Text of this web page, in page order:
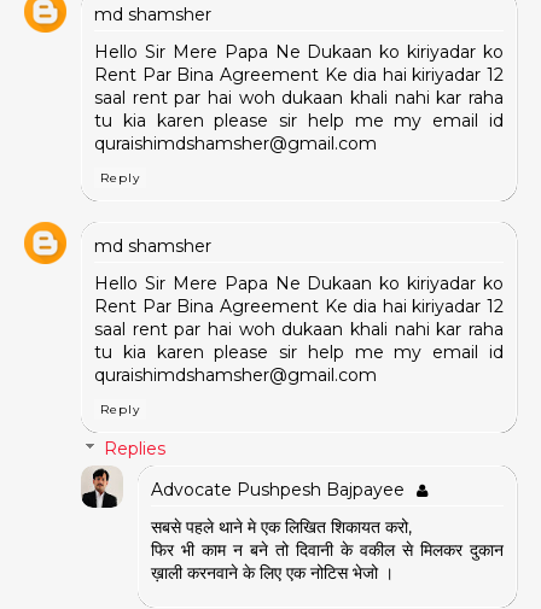
md shamsher
Hello Sir Mere Papa Ne Dukaan ko kiriyadar ko
Rent Par Bina Agreement Ke dia hai kiriyadar 12
saal rent par hai woh dukaan khali nahi kar raha
tu kia karen please sir help me my email id
quraishimdshamsher@gmail.com
Reply
md shamsher
Hello Sir Mere Papa Ne Dukaan ko kiriyadar ko
Rent Par Bina Agreement Ke dia hai kiriyadar 12
saal rent par hai woh dukaan khali nahi kar raha
tu kia karen please sir help me my email id
quraishimdshamsher@gmail.com
Reply
Replies
Advocate Pushpesh Bajpayee
सबसे पहले थाने मे एक लिखित शिकायत करो,
फिर भी काम न बने तो दिवानी के वकील से मिलकर दुकान
ख़ाली करनवाने के लिए एक नोटिस भेजो ।